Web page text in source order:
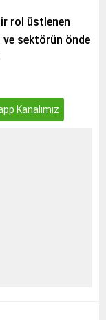
rol üstlenen
ve sektörün önde
Kanalımız